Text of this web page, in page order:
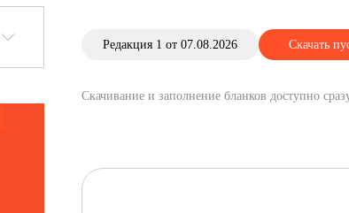
Редакция 1 от 07.08.2026 Скачать
Скачивание и заполнение бланков доступно